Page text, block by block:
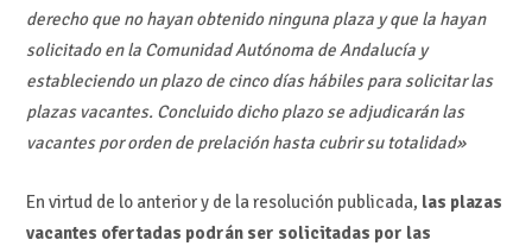
derecho que no hayan obtenido ninguna plaza y que la hayan
solicitado en la Comunidad Autónoma de Andalucía y
estableciendo un plazo de cinco días hábiles para solicitar las
plazas vacantes. Concluido dicho plazo se adjudicarán las
vacantes por orden de prelación hasta cubrir su totalidad»
En virtud de lo anterior y de la resolución publicada, las plazas
vacantes ofertadas podrán ser solicitadas por las